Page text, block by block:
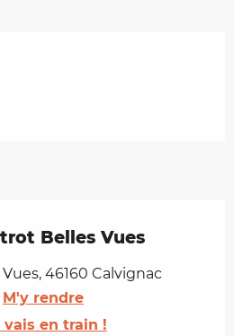
Belles Vues
46160 Calvignac
M'y rendre
vais en train !